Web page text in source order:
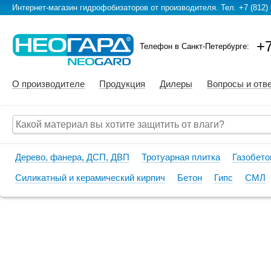
Интернет-магазин гидрофобизаторов от производителя. Тел. +7 (812)
Телефон в Санкт-Петербурге:
О производителе Продукция Дилеры Вопросы и
Дерево, фанера, ДСП, ДВП Тротуарная плитка
Силикатный и керамический кирпич Бетон Гипс СМЛ